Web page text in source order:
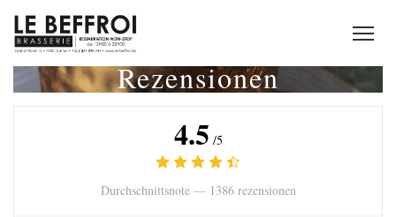
Rezensionen
4.5 /5
Durchschnittsnote — 1386 rezensionen